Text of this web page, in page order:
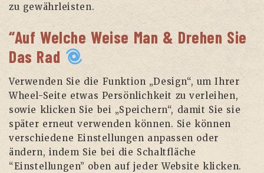
zu gewährleisten.
“Auf Welche Weise Man & Drehen Sie
Das Rad
Verwenden Sie die Funktion „Design“, um Ihrer
Wheel-Seite etwas Persönlichkeit zu verleihen,
sowie klicken Sie bei „Speichern“, damit Sie sie
später erneut verwenden können. Sie können
verschiedene Einstellungen anpassen oder
ändern, indem Sie bei die Schaltfläche
“Einstellungen” oben auf jeder Website klicken.